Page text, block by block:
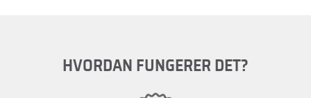
HVORDAN FUNGERER DET?